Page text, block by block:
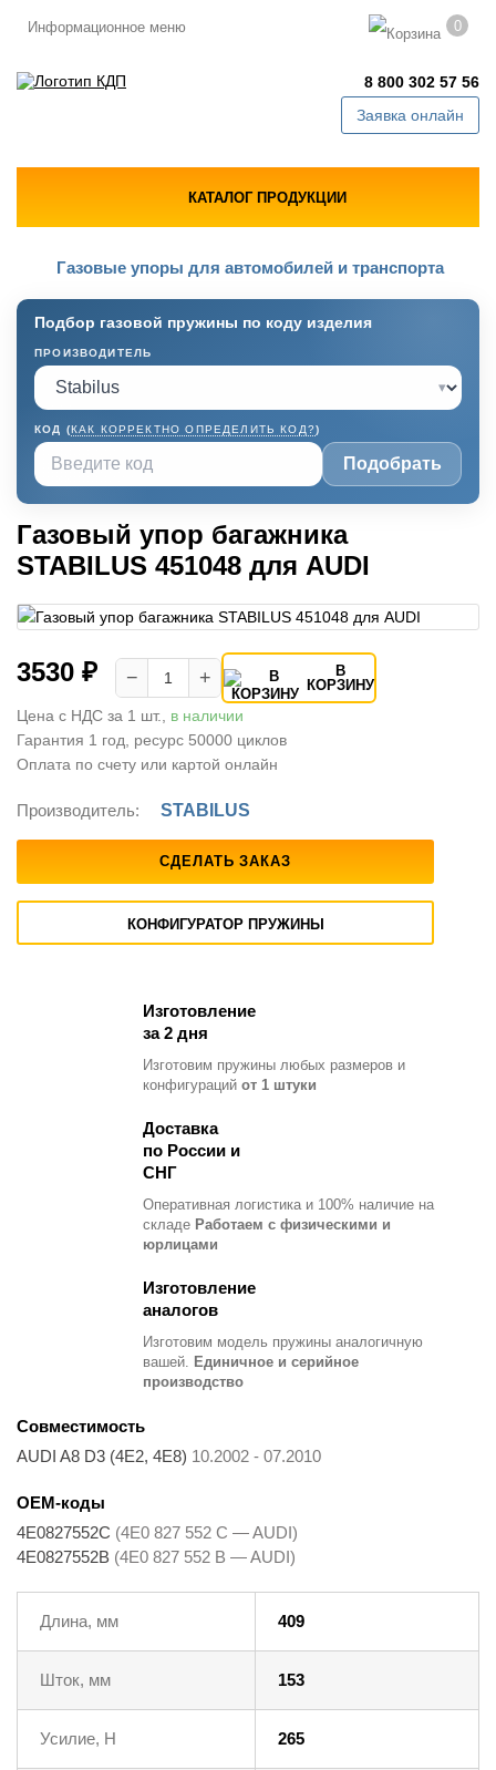
Информационное меню 0
8 800 302 57 56
Заявка онлайн
КАТАЛОГ ПРОДУКЦИИ
Газовые упоры для автомобилей и транспорта
Подбор газовой пружины по коду изделия
ПРОИЗВОДИТЕЛЬ
▾
КОД (КАК КОРРЕКТНО ОПРЕДЕЛИТЬ КОД?)
Подобрать
Газовый упор багажника
STABILUS 451048 для AUDI
3530 ₽ − +
В
КОРЗИНУ
Цена с НДС за 1 шт., в наличии
Гарантия 1 год, ресурс 50000 циклов
Оплата по счету или картой онлайн
Производитель: STABILUS
СДЕЛАТЬ ЗАКАЗ
КОНФИГУРАТОР ПРУЖИНЫ
Изготовление
за 2 дня
Изготовим пружины любых размеров и
конфигураций от 1 штуки
Доставка
по России и
СНГ
Оперативная логистика и 100% наличие на
складе Работаем с физическими и
юрлицами
Изготовление
аналогов
Изготовим модель пружины аналогичную
вашей. Единичное и серийное
производство
Совместимость
AUDI A8 D3 (4E2, 4E8) 10.2002 - 07.2010
OEM-коды
4E0827552C (4E0 827 552 C — AUDI)
4E0827552B (4E0 827 552 B — AUDI)
Длина, мм 409
Шток, мм 153
Усилие, Н 265